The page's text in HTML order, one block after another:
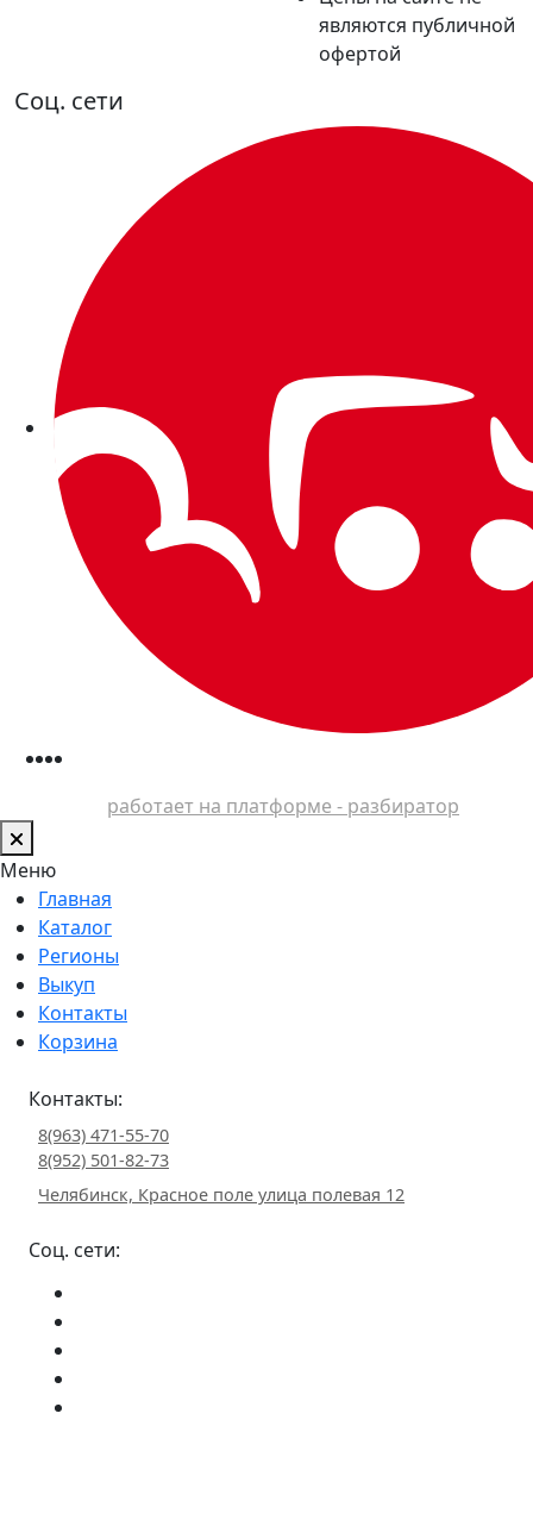
являются публичной
офертой
Соц. сети
работает на платформе - разбиратор
Меню
Главная
Каталог
Регионы
Выкуп
Контакты
Корзина
Контакты:
8(963) 471-55-70
8(952) 501-82-73
Челябинск, Красное поле улица полевая 12
Соц. сети: